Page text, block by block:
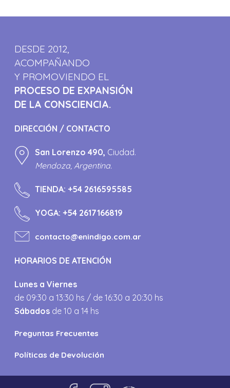
DESDE 2012,
ACOMPAÑANDO
Y PROMOVIENDO EL
PROCESO DE EXPANSIÓN
DE LA CONSCIENCIA.
DIRECCIÓN / CONTACTO
San Lorenzo 490, Ciudad.
Mendoza, Argentina.
TIENDA:+54 2616595585
YOGA:+54 2617166819
contacto@enindigo.com.ar
HORARIOS DE ATENCIÓN
Lunes a Viernes
de 09:30 a 13:30 hs / de 16:30 a 20:30 hs
Sábados de 10 a 14 hs
Preguntas Frecuentes
Políticas de Devolución